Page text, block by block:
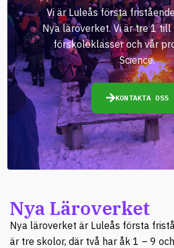
Vi är Luleås första
Nya läroverket. Vi är tre 1
förskoleklasser och vår
Science.
KONTAKTA OSS
Nya Läroverket
Nya läroverket är Luleås första
är tre skolor, där två har åk 1 – 9